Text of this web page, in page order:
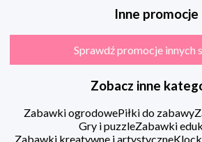
Inne promocje
Sprawdź promocje innych
Zobacz inne
Zabawki ogrodowePiłki do zabawy
Gry i puzzleZabawki
Zabawki kreatywne i artystyczne